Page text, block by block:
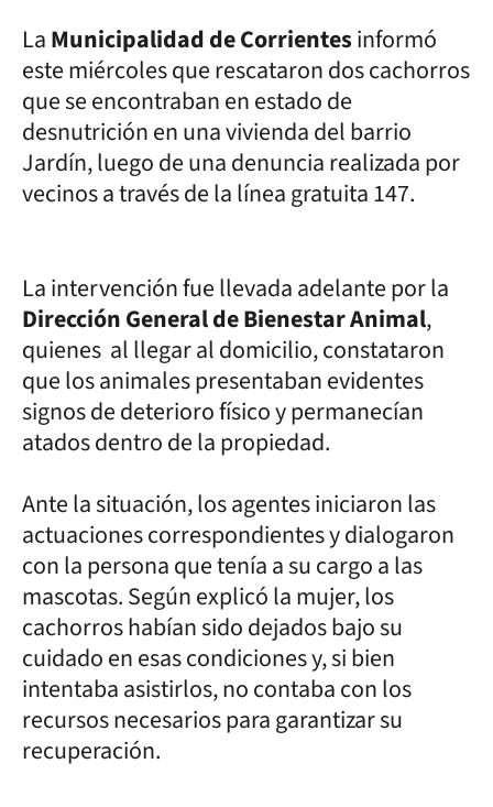
LaMunicipalidad de Corrientesinformó
este miércoles que rescataron dos cachorros
que se encontraban en estado de
desnutrición en una vivienda del barrio
Jardín, luego de una denuncia realizada por
vecinos a través de la línea gratuita 147.
La intervención fue llevada adelante por la
Dirección General de Bienestar Animal,
quienes al llegar al domicilio, constataron
que los animales presentaban evidentes
signos de deterioro físico y permanecían
atados dentro de la propiedad.
Ante la situación, los agentes iniciaron las
actuaciones correspondientes y dialogaron
con la persona que tenía a su cargo a las
mascotas. Según explicó la mujer, los
cachorros habían sido dejados bajo su
cuidado en esas condiciones y, si bien
intentaba asistirlos, no contaba con los
recursos necesarios para garantizar su
recuperación.